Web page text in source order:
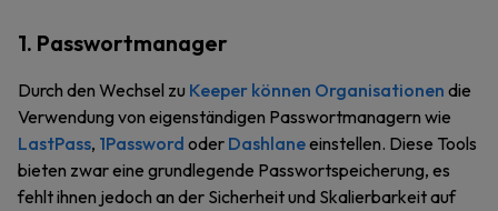
1. Passwortmanager
Durch den Wechsel zu Keeper können Organisationen die
Verwendung von eigenständigen Passwortmanagern wie
LastPass, 1Password oder Dashlaneeinstellen. Diese Tools
bieten zwar eine grundlegende Passwortspeicherung, es
fehlt ihnen jedoch an der Sicherheit und Skalierbarkeit auf